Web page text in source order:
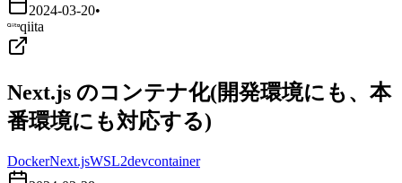
2024-03-20•
qiita
Next.js のコンテナ化(開発環境にも、本
番環境にも対応する)
DockerNext.jsWSL2devcontainer